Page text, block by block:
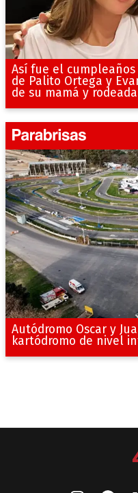
Así fue el
de Palito Ortega y
de su mamá y
Autódromo Oscar y
kartódromo de nivel